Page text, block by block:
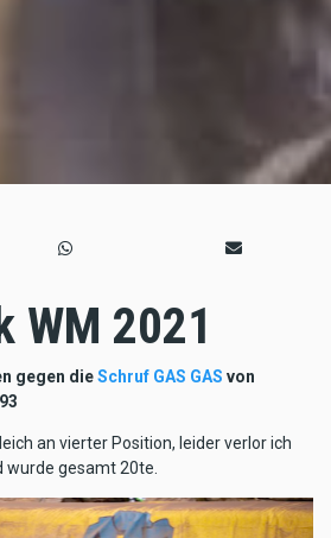
WM 2021
gegen dieSchruf GAS GAS von
an vierter Position, leider verlor ich
wurde gesamt 20te.